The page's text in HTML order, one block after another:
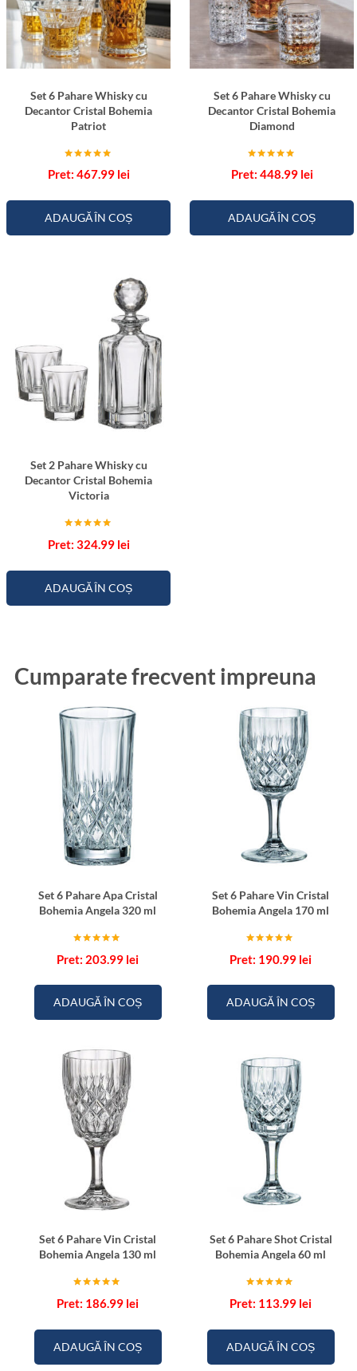
n
g
e
l
a
Set 6 Pahare Whisky cu
Decantor Cristal Bohemia
Patriot
5.00
467.99 lei
ADAUGĂ ÎN COȘ
Set 6 Pahare Whisky cu
Decantor Cristal Bohemia
Diamond
5.00
448.99 lei
ADAUGĂ ÎN COȘ
Set 2 Pahare Whisky cu
Decantor Cristal Bohemia
Victoria
5.00
324.99 lei
ADAUGĂ ÎN COȘ
Cumparate frecvent impreuna
Set 6 Pahare Apa Cristal
Bohemia Angela 320 ml
5.00
203.99 lei
ADAUGĂ ÎN COȘ
Set 6 Pahare Vin Cristal
Bohemia Angela 170 ml
5.00
190.99 lei
ADAUGĂ ÎN COȘ
Set 6 Pahare Vin Cristal
Bohemia Angela 130 ml
5.00
186.99 lei
ADAUGĂ ÎN COȘ
Set 6 Pahare Shot Cristal
Bohemia Angela 60 ml
5.00
113.99 lei
ADAUGĂ ÎN COȘ